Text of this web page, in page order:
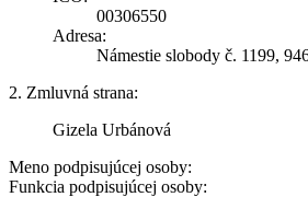
00306550
Adresa:
Námestie slobody č. 1199,
2. Zmluvná strana:
Gizela Urbánová
Meno podpisujúcej osoby:
Funkcia podpisujúcej osoby: